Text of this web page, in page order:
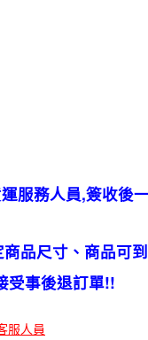
服務人員,簽收後
品尺寸、商品可
事後退訂單!!
服人員